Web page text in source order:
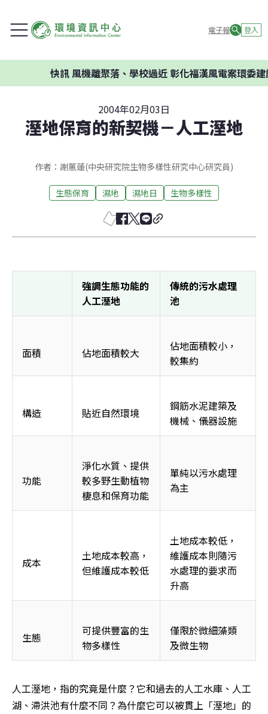
電子報 登入
快訊風機離聚落、學校過近 彰化福漢風電案環委建議
2004年02月03日
溼地保育的新契機－人工溼地
作者：謝蕙蓮(中央研究院生物多樣性研究中心研究員)
生態保育 濕地 濕地日 生物多樣性
強調生態功能的
人工溼地
傳統的污水處理
池
面積 佔地面積較大
佔地面積較小，
較集約
構造 貼近自然環境
鋼筋水泥建築及
機械、儀器設施
功能
淨化水質、提供
較多野生動植物
棲息和保育功能
單純以污水處理
為主
成本
土地成本較高，
但維護成本較低
土地成本較低，
維護成本則隨污
水處理的要求而
升高
生態
可提供豐富的生
物多樣性
僅限於微細藻類
及微生物
人工溼地，指的究竟是什麼？它和過去的人工水庫、人工
湖、滯洪池有什麼不同？為什麼它可以被貫上「溼地」的